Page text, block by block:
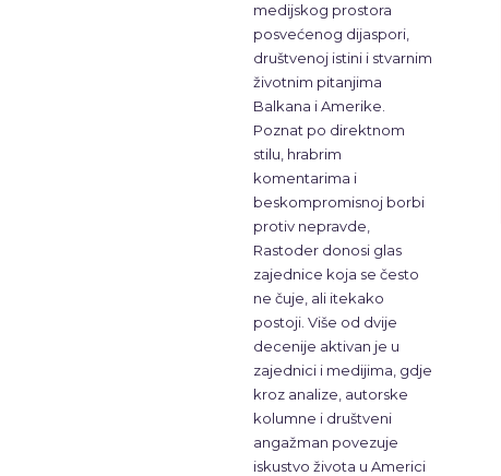
medijskog prostora
posvećenog dijaspori,
društvenoj istini i stvarnim
životnim pitanjima
Balkana i Amerike.
Poznat po direktnom
stilu, hrabrim
komentarima i
beskompromisnoj borbi
protiv nepravde,
Rastoder donosi glas
zajednice koja se često
ne čuje, ali itekako
postoji. Više od dvije
decenije aktivan je u
zajednici i medijima, gdje
kroz analize, autorske
kolumne i društveni
angažman povezuje
iskustvo života u Americi